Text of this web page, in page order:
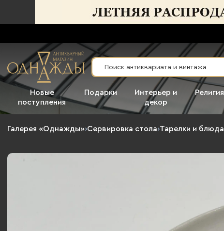
Новые
поступления
Подарки
Интерьер и
декор
Религия
Галерея «Однажды»›Сервировка стола›Тарелки и блюда